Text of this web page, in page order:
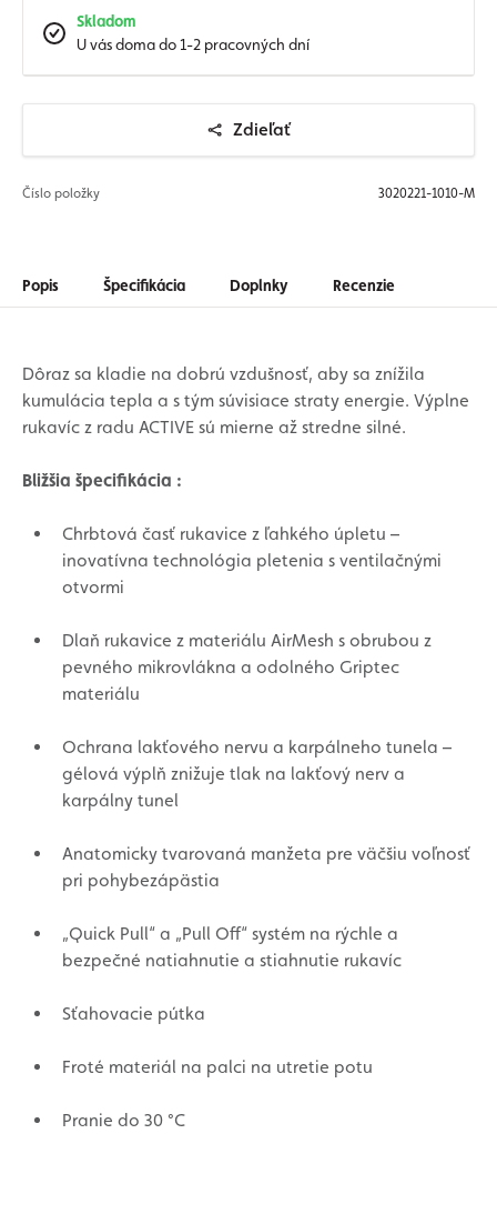
Skladom
U vás doma do 1-2 pracovných dní
Zdieľať
Číslo položky 3020221-1010-M
Popis Špecifikácia Doplnky Recenzie
Dôraz sa kladie na dobrú vzdušnosť, aby sa znížila
kumulácia tepla a s tým súvisiace straty energie. Výplne
rukavíc z radu ACTIVE sú mierne až stredne silné.
Bližšia špecifikácia :
Chrbtová časť rukavice z ľahkého úpletu –
inovatívna technológia pletenia s ventilačnými
otvormi
Dlaň rukavice z materiálu AirMesh s obrubou z
pevného mikrovlákna a odolného Griptec
materiálu
Ochrana lakťového nervu a karpálneho tunela –
gélová výplň znižuje tlak na lakťový nerv a
karpálny tunel
Anatomicky tvarovaná manžeta pre väčšiu voľnosť
pri pohybezápästia
„Quick Pull“ a „Pull Off“ systém na rýchle a
bezpečné natiahnutie a stiahnutie rukavíc
Sťahovacie pútka
Froté materiál na palci na utretie potu
Pranie do 30 °C